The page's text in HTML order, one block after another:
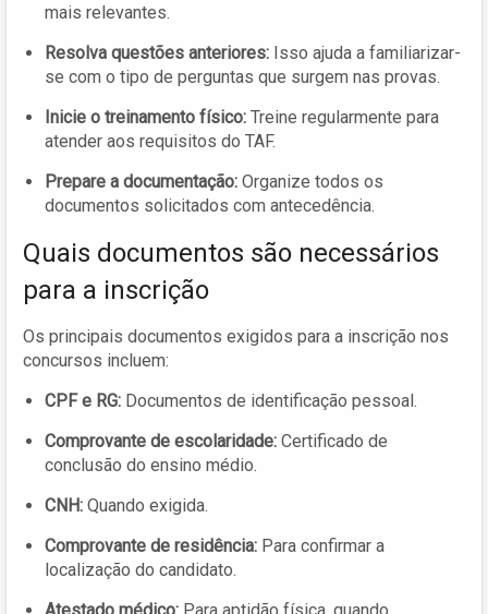
mais relevantes.
Resolva questões anteriores: Isso ajuda a familiarizar-
se com o tipo de perguntas que surgem nas provas.
Inicie o treinamento físico: Treine regularmente para
atender aos requisitos do TAF.
Prepare a documentação: Organize todos os
documentos solicitados com antecedência.
Quais documentos são necessários
para a inscrição
Os principais documentos exigidos para a inscrição nos
concursos incluem:
CPF e RG: Documentos de identificação pessoal.
Comprovante de escolaridade: Certificado de
conclusão do ensino médio.
CNH: Quando exigida.
Comprovante de residência: Para confirmar a
localização do candidato.
Atestado médico: Para aptidão física, quando